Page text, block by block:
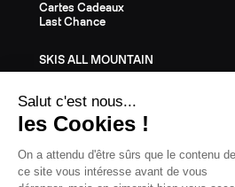
Cartes Cadeaux
Last Chance
SKIS ALL MOUNTAIN
Guide des tailles All Mountain
Cartes Cadeaux
Last Chance
ÉQUIPEMENT